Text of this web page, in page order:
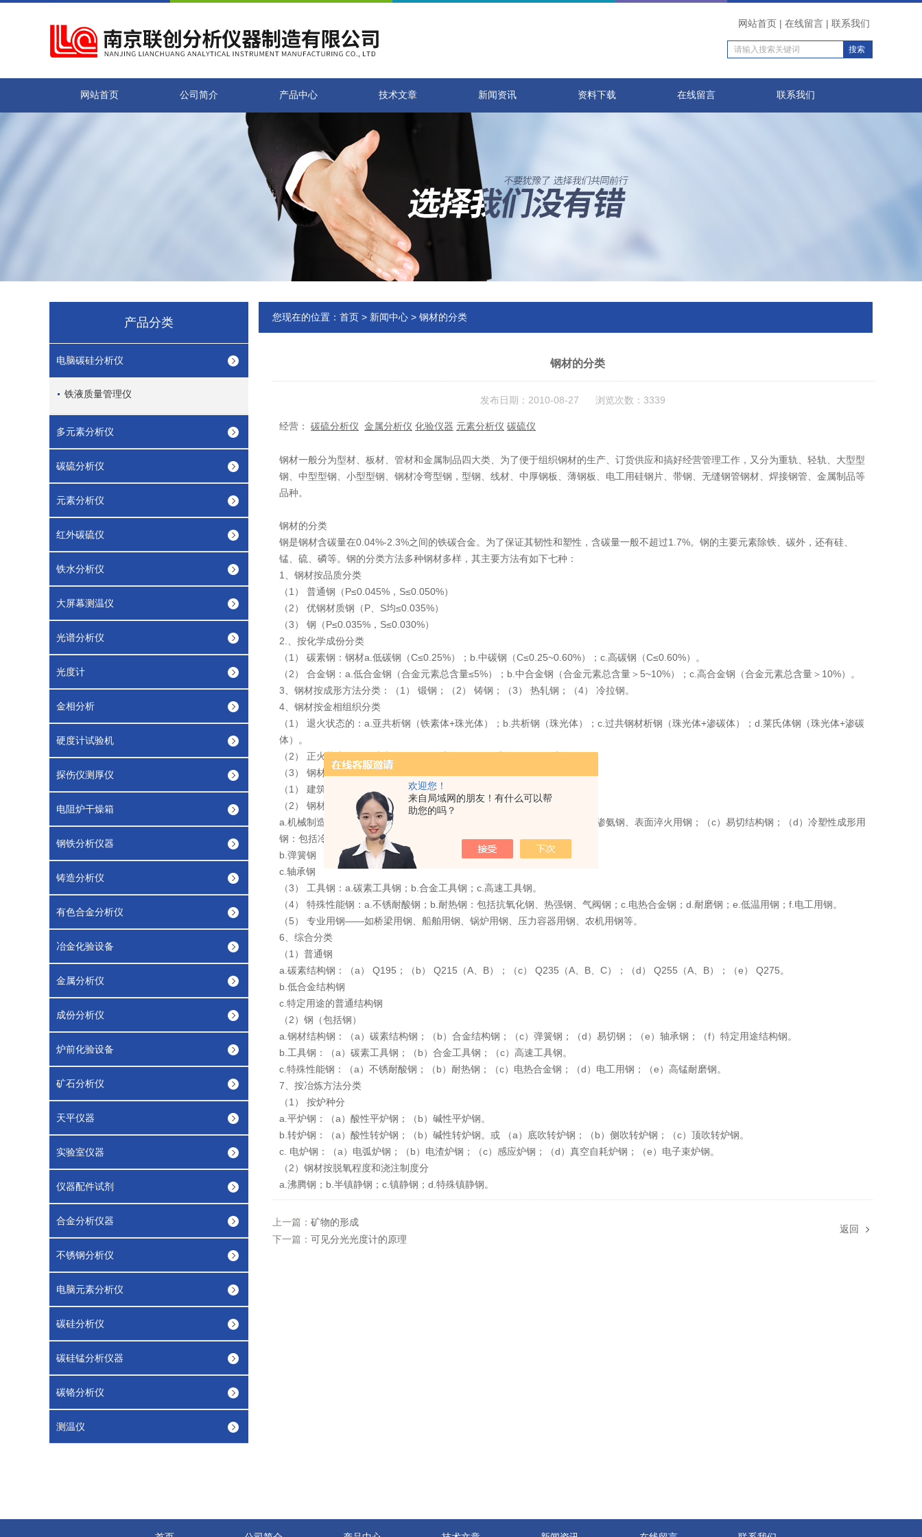
欢迎您！
来自局域网的朋友！有什么可以帮
助您的吗？
网站首页 | 在线留言 | 联系我们
网站首页 公司简介 产品中心 技术文章 新闻资讯 资料下载 在线留言 联系我们
产品分类
电脑碳硅分析仪
铁液质量管理仪
多元素分析仪
碳硫分析仪
元素分析仪
红外碳硫仪
铁水分析仪
大屏幕测温仪
光谱分析仪
光度计
金相分析
硬度计试验机
探伤仪测厚仪
电阻炉干燥箱
钢铁分析仪器
铸造分析仪
有色合金分析仪
冶金化验设备
金属分析仪
成份分析仪
炉前化验设备
矿石分析仪
天平仪器
实验室仪器
仪器配件试剂
合金分析仪器
不锈钢分析仪
电脑元素分析仪
碳硅分析仪
碳硅锰分析仪器
碳铬分析仪
测温仪
您现在的位置： 首页 > 新闻中心 > 钢材的分类
钢材的分类
发布日期：2010-08-27 浏览次数：3339
经营： 碳硫分析仪 金属分析仪 化验仪器 元素分析仪 碳硫仪
钢材一般分为型材、板材、管材和金属制品四大类、为了便于组织钢材的生产、订货供应和搞好经营管理工作，又分为重轨、轻轨、大型型
钢、中型型钢、小型型钢、钢材冷弯型钢，型钢、线材、中厚钢板、薄钢板、电工用硅钢片、带钢、无缝钢管钢材、焊接钢管、金属制品等
品种。
钢材的分类
钢是钢材含碳量在0.04%-2.3%之间的铁碳合金。为了保证其韧性和塑性，含碳量一般不超过1.7%。钢的主要元素除铁、碳外，还有硅、
锰、硫、磷等。钢的分类方法多种钢材多样，其主要方法有如下七种：
1、钢材按品质分类
（1） 普通钢（P≤0.045%，S≤0.050%）
（2） 优钢材质钢（P、S均≤0.035%）
（3） 钢（P≤0.035%，S≤0.030%）
2.、按化学成份分类
（1） 碳素钢：钢材a.低碳钢（C≤0.25%）；b.中碳钢（C≤0.25~0.60%）；c.高碳钢（C≤0.60%）。
（2） 合金钢：a.低合金钢（合金元素总含量≤5%）；b.中合金钢（合金元素总含量＞5~10%）；c.高合金钢（合金元素总含量＞10%）。
3、钢材按成形方法分类：（1） 锻钢；（2） 铸钢；（3） 热轧钢；（4） 冷拉钢。
4、钢材按金相组织分类
（1） 退火状态的：a.亚共析钢（铁素体+珠光体）；b.共析钢（珠光体）；c.过共钢材析钢（珠光体+渗碳体）；d.莱氏体钢（珠光体+渗碳
体）。
（2） 正火状态的：a.珠光体钢；b.贝氏体钢；c.马氏体钢；d.奥氏体钢。
（3） 钢材无相变或部分发生相变的 5、按用途分类
（1） 建筑及工程用钢：a.普通碳素结构钢；b.低合金结构钢；c.钢筋钢。
（2） 钢材结构钢
a.机械制造用钢：（a）调质结构钢；（b）表面硬化结构钢：包括渗碳钢、渗氨钢、表面淬火用钢；（c）易切结构钢；（d）冷塑性成形用
钢：包括冷冲压用钢、冷镦用钢。
b.弹簧钢
c.轴承钢
（3） 工具钢：a.碳素工具钢；b.合金工具钢；c.高速工具钢。
（4） 特殊性能钢：a.不锈耐酸钢；b.耐热钢：包括抗氧化钢、热强钢、气阀钢；c.电热合金钢；d.耐磨钢；e.低温用钢；f.电工用钢。
（5） 专业用钢——如桥梁用钢、船舶用钢、锅炉用钢、压力容器用钢、农机用钢等。
6、综合分类
（1）普通钢
a.碳素结构钢：（a） Q195；（b） Q215（A、B）；（c） Q235（A、B、C）；（d） Q255（A、B）；（e） Q275。
b.低合金结构钢
c.特定用途的普通结构钢
（2）钢（包括钢）
a.钢材结构钢：（a）碳素结构钢；（b）合金结构钢；（c）弹簧钢；（d）易切钢；（e）轴承钢；（f）特定用途结构钢。
b.工具钢：（a）碳素工具钢；（b）合金工具钢；（c）高速工具钢。
c.特殊性能钢：（a）不锈耐酸钢；（b）耐热钢；（c）电热合金钢；（d）电工用钢；（e）高锰耐磨钢。
7、按冶炼方法分类
（1） 按炉种分
a.平炉钢：（a）酸性平炉钢；（b）碱性平炉钢。
b.转炉钢：（a）酸性转炉钢；（b）碱性转炉钢。或 （a）底吹转炉钢；（b）侧吹转炉钢；（c）顶吹转炉钢。
c. 电炉钢：（a）电弧炉钢；（b）电渣炉钢；（c）感应炉钢；（d）真空自耗炉钢；（e）电子束炉钢。
（2）钢材按脱氧程度和浇注制度分
a.沸腾钢；b.半镇静钢；c.镇静钢；d.特殊镇静钢。
上一篇： 矿物的形成
下一篇： 可见分光光度计的原理
返回